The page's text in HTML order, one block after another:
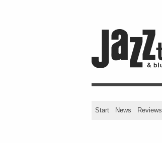
Start News Reviews